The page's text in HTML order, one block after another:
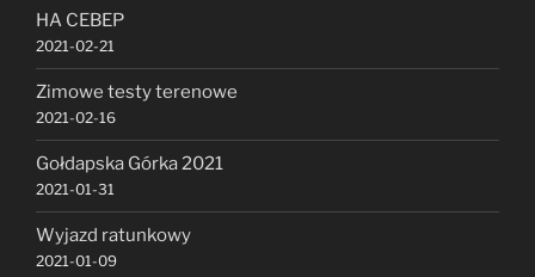
HA CEBEP
2021-02-21
Zimowe testy terenowe
2021-02-16
Gołdapska Górka 2021
2021-01-31
Wyjazd ratunkowy
2021-01-09